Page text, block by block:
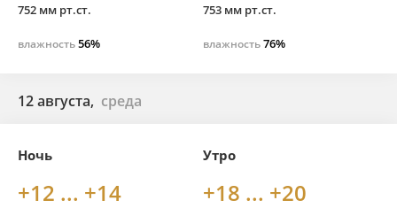
752 мм рт.ст.
влажность56%
753 мм рт.ст.
влажность76%
12 августа, среда
Ночь
+12 ... +14
Утро
+18 ... +20